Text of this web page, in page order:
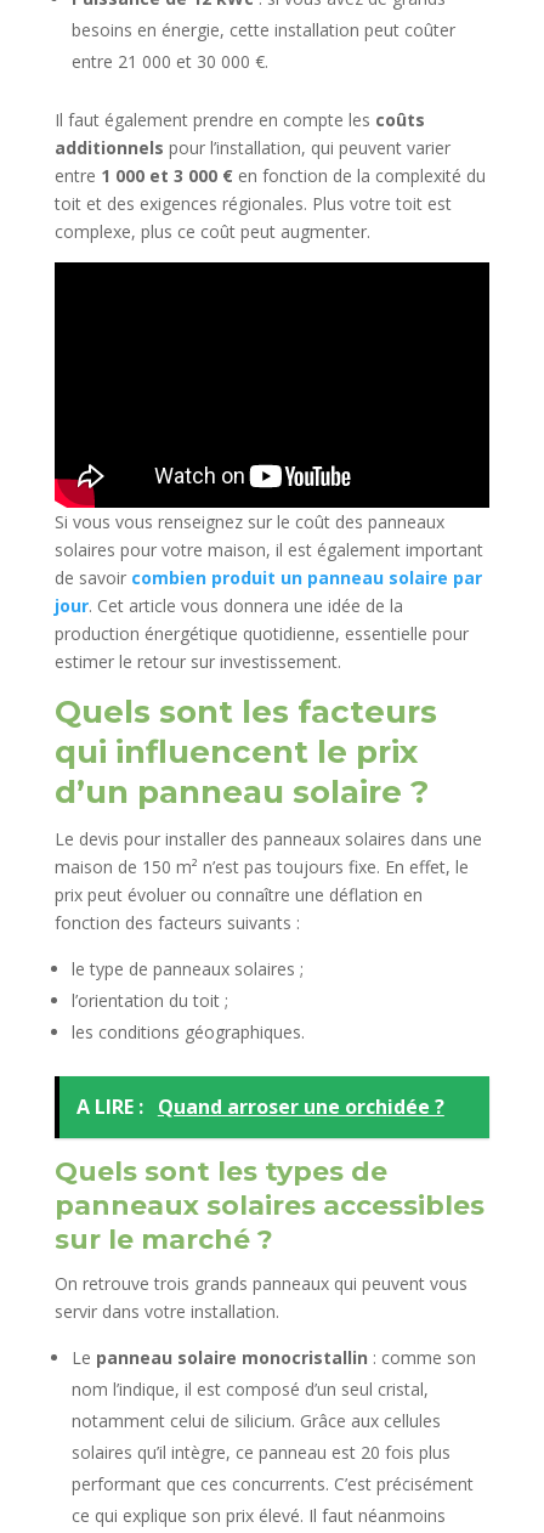
besoins en énergie, cette installation peut coûter
entre 21 000 et 30 000 €.
Il faut également prendre en compte les coûts
additionnels pour l’installation, qui peuvent varier
entre 1 000 et 3 000 € en fonction de la complexité du
toit et des exigences régionales. Plus votre toit est
complexe, plus ce coût peut augmenter.
Si vous vous renseignez sur le coût des panneaux
solaires pour votre maison, il est également important
de savoir combien produit un panneau solaire par
jour. Cet article vous donnera une idée de la
production énergétique quotidienne, essentielle pour
estimer le retour sur investissement.
Quels sont les facteurs
qui influencent le prix
d’un panneau solaire ?
Le devis pour installer des panneaux solaires dans une
maison de 150 m² n’est pas toujours fixe. En effet, le
prix peut évoluer ou connaître une déflation en
fonction des facteurs suivants :
le type de panneaux solaires ;
l’orientation du toit ;
les conditions géographiques.
A LIRE : Quand arroser une orchidée ?
Quels sont les types de
panneaux solaires accessibles
sur le marché ?
On retrouve trois grands panneaux qui peuvent vous
servir dans votre installation.
Le panneau solaire monocristallin : comme son
nom l’indique, il est composé d’un seul cristal,
notamment celui de silicium. Grâce aux cellules
solaires qu’il intègre, ce panneau est 20 fois plus
performant que ces concurrents. C’est précisément
ce qui explique son prix élevé. Il faut néanmoins